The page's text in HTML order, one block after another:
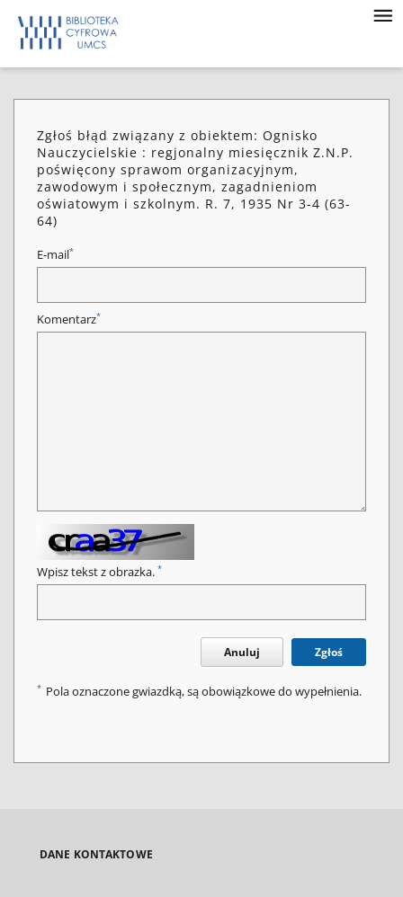
Zgłoś błąd związany z obiektem: Ognisko
Nauczycielskie : regjonalny miesięcznik Z.N.P.
poświęcony sprawom organizacyjnym,
zawodowym i społecznym, zagadnieniom
oświatowym i szkolnym. R. 7, 1935 Nr 3-4 (63-
64)
E-mail*
Komentarz*
Wpisz tekst z obrazka. *
Anuluj Zgłoś
* Pola oznaczone gwiazdką, są obowiązkowe do wypełnienia.
DANE KONTAKTOWE